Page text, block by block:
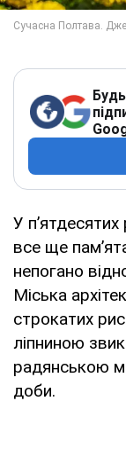
У п’ятдесятих
все ще
непогано
Міська
строкатих
ліпниною
радянською
доби.